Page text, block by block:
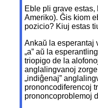
Eble pli grave
Ameriko). Ĝis kiom
pozicio? Kiuj estas
Ankaŭ la esperantaj
„a” aŭ la
triopigo de la
anglalingvanoj
„indiĝenaj”
prononcodiferencoj
prononcoproblemoj